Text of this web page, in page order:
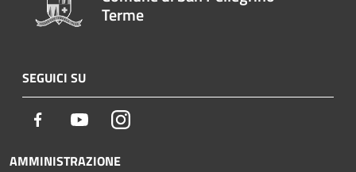
Terme
SEGUICI SU
Facebook YoutubeInstagram
AMMINISTRAZIONE